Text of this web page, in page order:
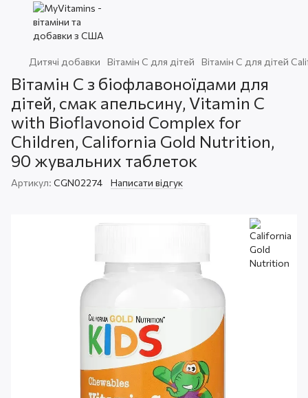
Дитячі добавки Вітамін С для дітей Вітамін С для дітей
Вітамін C з біофлавоноїдами для
дітей, смак апельсину, Vitamin C
with Bioflavonoid Complex for
Children, California Gold Nutrition,
90 жувальних таблеток
Артикул: CGN02274 Написати відгук